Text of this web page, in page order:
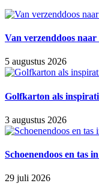
Van verzenddoos
5 augustus 2026
Golfkarton als
3 augustus 2026
Schoenendoos en tas
29 juli 2026